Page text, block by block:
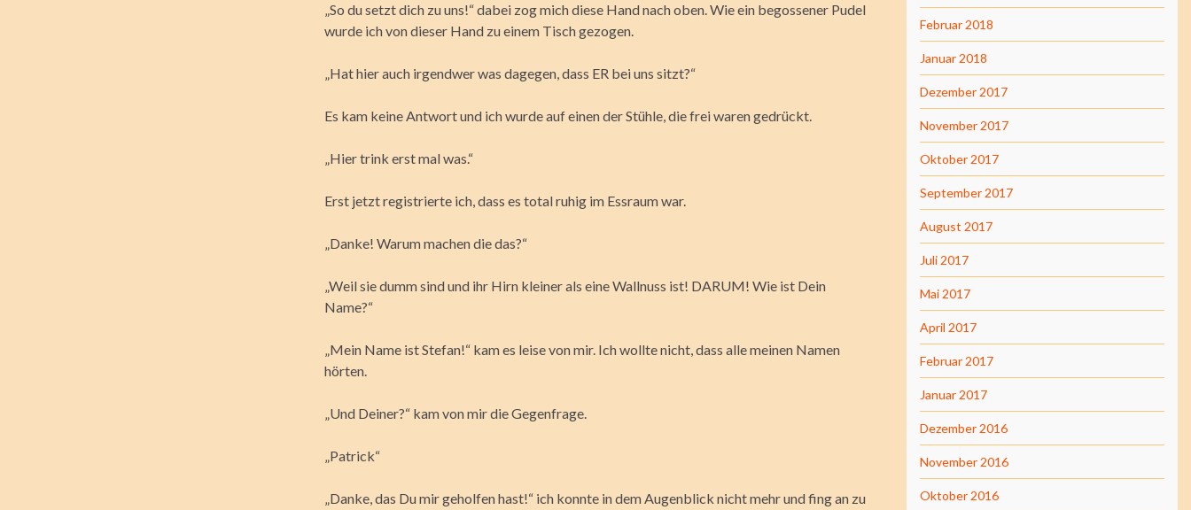
„So du setzt dich zu uns!“ dabei zog mich diese Hand nach oben. Wie ein begossener Pudel
wurde ich von dieser Hand zu einem Tisch gezogen.
„Hat hier auch irgendwer was dagegen, dass ER bei uns sitzt?“
Es kam keine Antwort und ich wurde auf einen der Stühle, die frei waren gedrückt.
„Hier trink erst mal was.“
Erst jetzt registrierte ich, dass es total ruhig im Essraum war.
„Danke! Warum machen die das?“
„Weil sie dumm sind und ihr Hirn kleiner als eine Wallnuss ist! DARUM! Wie ist Dein
Name?“
„Mein Name ist Stefan!“ kam es leise von mir. Ich wollte nicht, dass alle meinen Namen
hörten.
„Und Deiner?“ kam von mir die Gegenfrage.
„Patrick“
„Danke, das Du mir geholfen hast!“ ich konnte in dem Augenblick nicht mehr und fing an zu
Februar 2018
Januar 2018
Dezember 2017
November 2017
Oktober 2017
September 2017
August 2017
Juli 2017
Mai 2017
April 2017
Februar 2017
Januar 2017
Dezember 2016
November 2016
Oktober 2016